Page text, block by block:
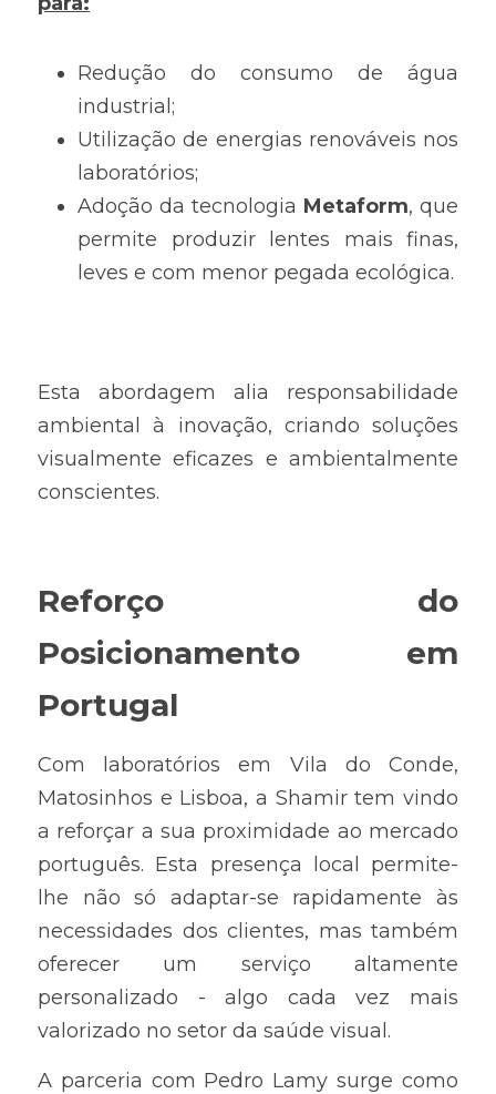
Redução do consumo de água
industrial;
Utilização de energias renováveis nos
laboratórios;
Adoção da tecnologia Metaform, que
permite produzir lentes mais finas,
leves e com menor pegada ecológica.
Esta abordagem alia responsabilidade
ambiental à inovação, criando soluções
visualmente eficazes e ambientalmente
conscientes.
Reforço do
Posicionamento em
Portugal
Com laboratórios em Vila do Conde,
Matosinhos e Lisboa, a Shamir tem vindo
a reforçar a sua proximidade ao mercado
português. Esta presença local permite-
lhe não só adaptar-se rapidamente às
necessidades dos clientes, mas também
oferecer um serviço altamente
personalizado - algo cada vez mais
valorizado no setor da saúde visual.
A parceria com Pedro Lamy surge como